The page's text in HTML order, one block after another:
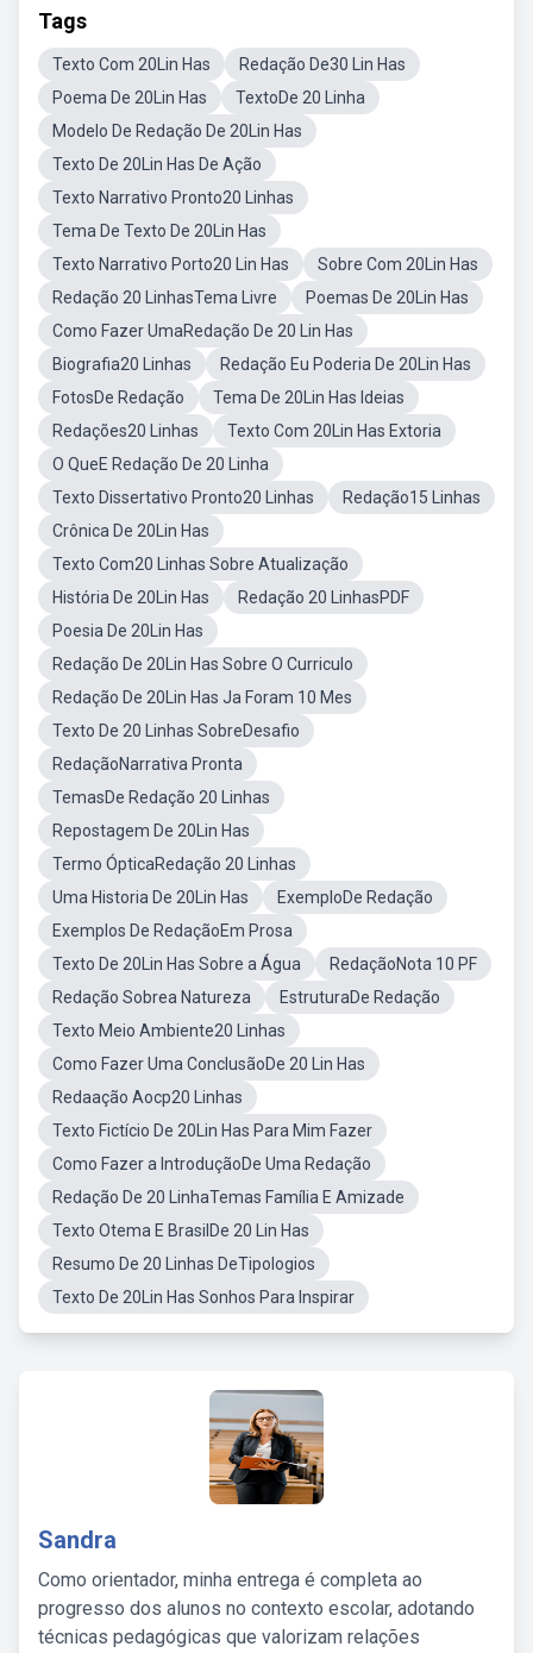
Tags
Texto Com 20Lin Has
Redação De30 Lin Has
Poema De 20Lin Has
TextoDe 20 Linha
Modelo De Redação De 20Lin Has
Texto De 20Lin Has De Ação
Texto Narrativo Pronto20 Linhas
Tema De Texto De 20Lin Has
Texto Narrativo Porto20 Lin Has
Sobre Com 20Lin Has
Redação 20 LinhasTema Livre
Poemas De 20Lin Has
Como Fazer UmaRedação De 20 Lin Has
Biografia20 Linhas
Redação Eu Poderia De 20Lin Has
FotosDe Redação
Tema De 20Lin Has Ideias
Redações20 Linhas
Texto Com 20Lin Has Extoria
O QueE Redação De 20 Linha
Texto Dissertativo Pronto20 Linhas
Redação15 Linhas
Crônica De 20Lin Has
Texto Com20 Linhas Sobre Atualização
História De 20Lin Has
Redação 20 LinhasPDF
Poesia De 20Lin Has
Redação De 20Lin Has Sobre O Curriculo
Redação De 20Lin Has Ja Foram 10 Mes
Texto De 20 Linhas SobreDesafio
RedaçãoNarrativa Pronta
TemasDe Redação 20 Linhas
Repostagem De 20Lin Has
Termo ÓpticaRedação 20 Linhas
Uma Historia De 20Lin Has
ExemploDe Redação
Exemplos De RedaçãoEm Prosa
Texto De 20Lin Has Sobre a Água
RedaçãoNota 10 PF
Redação Sobrea Natureza
EstruturaDe Redação
Texto Meio Ambiente20 Linhas
Como Fazer Uma ConclusãoDe 20 Lin Has
Redaação Aocp20 Linhas
Texto Fictício De 20Lin Has Para Mim Fazer
Como Fazer a IntroduçãoDe Uma Redação
Redação De 20 LinhaTemas Família E Amizade
Texto Otema E BrasilDe 20 Lin Has
Resumo De 20 Linhas DeTipologios
Texto De 20Lin Has Sonhos Para Inspirar
Sandra
Como orientador, minha entrega é completa ao
progresso dos alunos no contexto escolar, adotando
técnicas pedagógicas que valorizam relações